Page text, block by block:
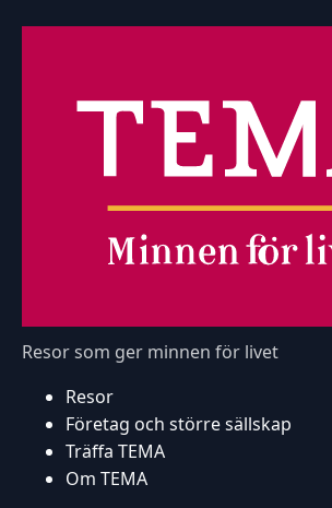
Resor som ger minnen för livet
Resor
Företag och större sällskap
Träffa TEMA
Om TEMA